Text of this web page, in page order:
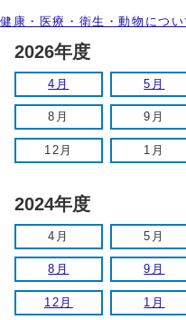
健康・医療・衛生・動物につ
2026年度
4月 5月
8月 9月
12月 1月
2024年度
4月 5月
8月 9月
12月 1月